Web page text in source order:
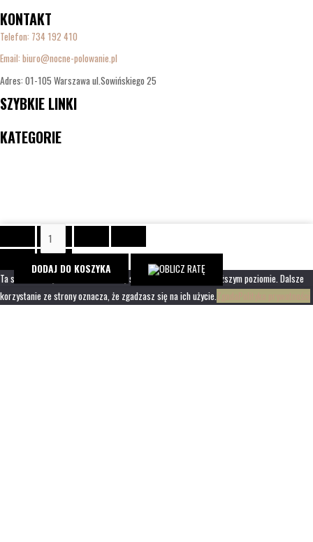
KONTAKT
Telefon: 734 192 410
Email: biuro@nocne-polowanie.pl
Adres: 01-105 Warszawa ul.Sowińskiego 25
SZYBKIE LINKI
KATEGORIE
Termowizor
obserwacyjny
InfiRay
Finder
DODAJ DO KOSZYKA
Ta strona korzysta z ciasteczek aby świadczyć usługi na najwyższym poziomie. Dalsze
korzystanie ze strony oznacza, że zgadzasz się na ich użycie.